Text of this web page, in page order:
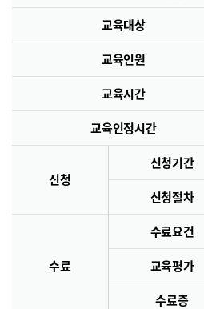
교육대상
교육인원
교육시간
교육인정시간
신청
신청기간
신청절차
수료
수료요건
교육평가
수료증